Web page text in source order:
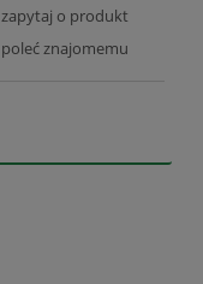
zapytaj o produkt
poleć znajomemu